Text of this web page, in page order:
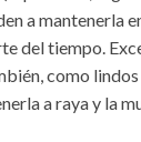
a mantenerla
del tiempo.
como
a raya y la